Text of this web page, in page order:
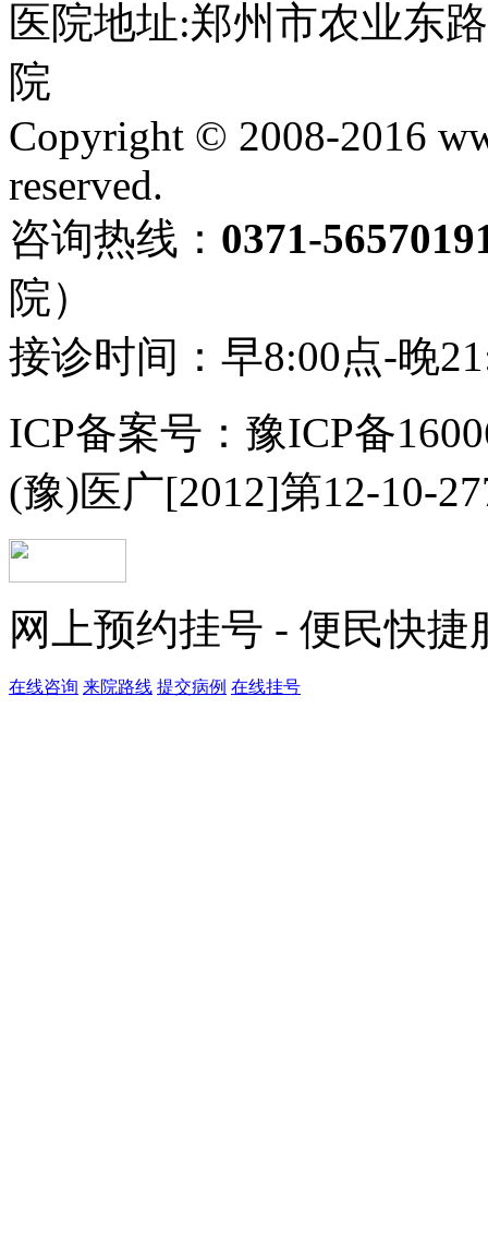
医院地址:郑州市农业东
院
Copyright © 2008-2016
reserved.
咨询热线： 0371-
院）
接诊时间：早8:00点-晚
ICP备案号：豫ICP备
(豫)医广[2012]第12-10-
网上预约挂号 - 便民快捷
在线咨询 来院路线 提交病例 在线挂号